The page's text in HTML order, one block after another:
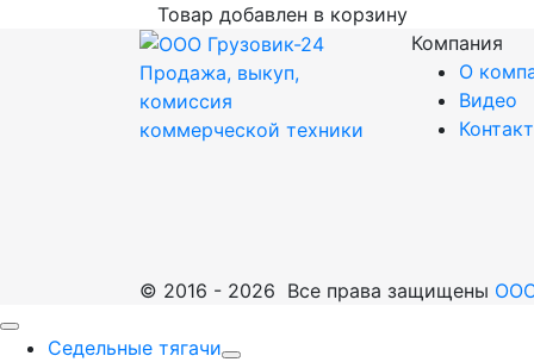
Товар добавлен в корзину
Продажа, выкуп,
комиссия
коммерческой техники
Компания
О
Видео
© 2016 - 2026 Все права защищены
Седельные тягачи